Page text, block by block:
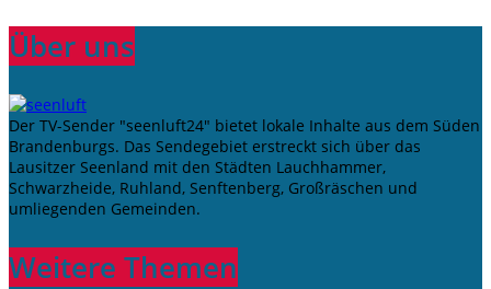
Über uns
Der TV-Sender "seenluft24" bietet lokale Inhalte aus dem Süden
Brandenburgs. Das Sendegebiet erstreckt sich über das
Lausitzer Seenland mit den Städten Lauchhammer,
Schwarzheide, Ruhland, Senftenberg, Großräschen und
umliegenden Gemeinden.
Weitere Themen